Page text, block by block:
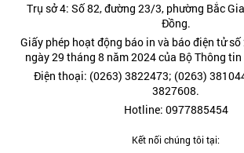
Trụ sở 4: Số 82, đường 23/3, phường Bắc
Đồng.
Giấy phép hoạt động báo in và báo điện tử
ngày 29 tháng 8 năm 2024 của Bộ Thông
Điện thoại: (0263) 3822473; (0263)
3827608.
Hotline: 0977885454
Kết nối chúng tôi tại: